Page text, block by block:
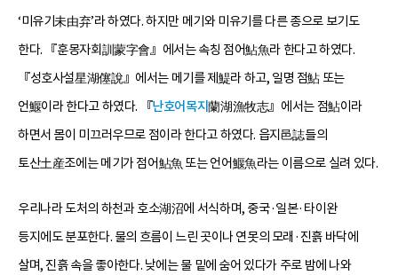
‘미유기未由弃’라 하였다. 하지만 메기와 미유기를 다른 종으로 보기도
한다. 『훈몽자회訓蒙字會』에서는 속칭 점어鮎魚라 한다고 하였다.
『성호사설星湖僿說』에서는 메기를 제鯷라 하고, 일명 점鮎 또는
언鰋이라 한다고 하였다. 『난호어목지蘭湖漁牧志』에서는 점鮎이라
하면서 몸이 미끄러우므로 점이라 한다고 하였다. 읍지邑誌들의
토산土産조에는 메기가 점어鮎魚 또는 언어鰋魚라는 이름으로 실려 있다.
우리나라 도처의 하천과 호소湖沼에 서식하며, 중국·일본·타이완
등지에도 분포한다. 물의 흐름이 느린 곳이나 연못의 모래·진흙 바닥에
살며, 진흙 속을 좋아한다. 낮에는 물 밑에 숨어 있다가 주로 밤에 나와